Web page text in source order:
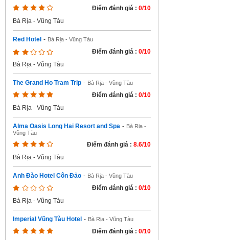
Điểm đánh giá : 0/10
Bà Rịa - Vũng Tàu
Red Hotel - Bà Rịa - Vũng Tàu
Điểm đánh giá : 0/10
Bà Rịa - Vũng Tàu
The Grand Ho Tram Trip - Bà Rịa - Vũng Tàu
Điểm đánh giá : 0/10
Bà Rịa - Vũng Tàu
Alma Oasis Long Hai Resort and Spa - Bà Rịa -
Vũng Tàu
Điểm đánh giá : 8.6/10
Bà Rịa - Vũng Tàu
Anh Đào Hotel Côn Đảo - Bà Rịa - Vũng Tàu
Điểm đánh giá : 0/10
Bà Rịa - Vũng Tàu
Imperial Vũng Tàu Hotel - Bà Rịa - Vũng Tàu
Điểm đánh giá : 0/10